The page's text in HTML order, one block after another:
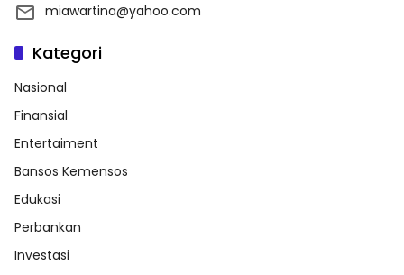
miawartina@yahoo.com
Kategori
Nasional
Finansial
Entertaiment
Bansos Kemensos
Edukasi
Perbankan
Investasi